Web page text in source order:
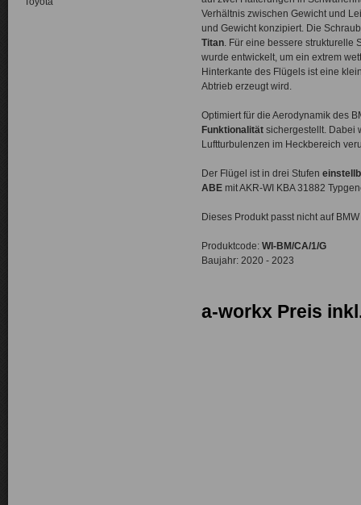
Verhältnis zwischen Gewicht und
und Gewicht konzipiert. Die
Titan. Für eine bessere strukturelle
wurde entwickelt, um ein extrem
Hinterkante des Flügels ist eine
Abtrieb erzeugt wird.
Optimiert für die Aerodynamik des
Funktionalität sichergestellt. Dabei
Luftturbulenzen im Heckbereich
Der Flügel ist in drei Stufen
ABE mit AKR-WI KBA 31882
Dieses Produkt passt nicht auf
Produktcode: WI-BM/CA/1/G
Baujahr: 2020 - 2023
a-workx Preis